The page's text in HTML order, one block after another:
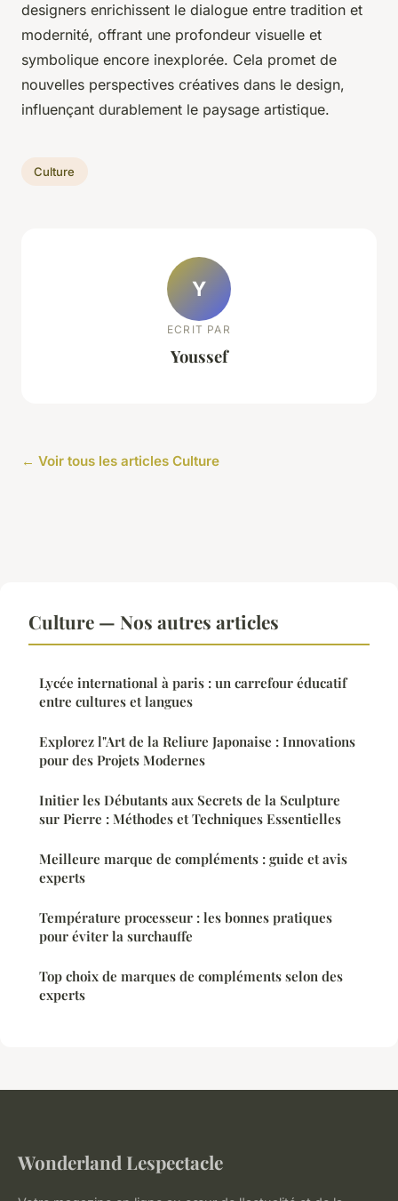
designers enrichissent le dialogue entre tradition et
modernité, offrant une profondeur visuelle et
symbolique encore inexplorée. Cela promet de
nouvelles perspectives créatives dans le design,
influençant durablement le paysage artistique.
Culture
Y
ECRIT PAR
Youssef
← Voir tous les articles Culture
Culture — Nos autres articles
Lycée international à paris : un carrefour éducatif
entre cultures et langues
Explorez l"Art de la Reliure Japonaise : Innovations
pour des Projets Modernes
Initier les Débutants aux Secrets de la Sculpture
sur Pierre : Méthodes et Techniques Essentielles
Meilleure marque de compléments : guide et avis
experts
Température processeur : les bonnes pratiques
pour éviter la surchauffe
Top choix de marques de compléments selon des
experts
Wonderland Lespectacle